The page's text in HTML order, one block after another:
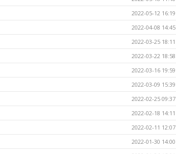
2022-05-12 16:19
2022-04-08 14:45
2022-03-25 18:11
2022-03-22 18:58
2022-03-16 19:59
2022-03-09 15:39
2022-02-25 09:37
2022-02-18 14:11
2022-02-11 12:07
2022-01-30 14:00